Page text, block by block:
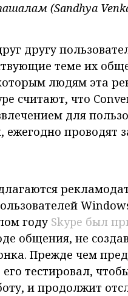
(Sandhya
другу
теме их
людям эта
считают, что
для
проводят
году Skype был
общения, не
Прежде чем
тестировал,
и продолжит